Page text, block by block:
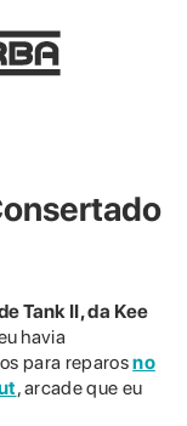
Tank II, da Kee
havia
para reparosno
, arcade que eu